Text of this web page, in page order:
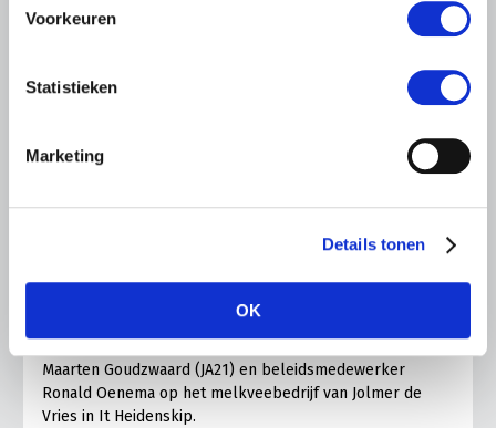
Voorkeuren
Statistieken
Marketing
Details tonen
OK
Kamerlid Goudzwaard (JA21)
bezoekt melkveehouderij in
Maarten Goudzwaard (JA21) en beleidsmedewerker
Ronald Oenema op het melkveebedrijf van Jolmer de
Vries in It Heidenskip.